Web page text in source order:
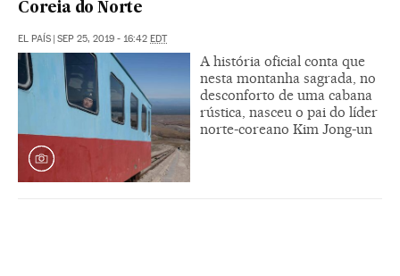
Coreia do Norte
EL PAÍS SEP 25, 2019 - 16:42 EDT
A história oficial conta que
nesta montanha sagrada, no
desconforto de uma cabana
rústica, nasceu o pai do líder
norte-coreano Kim Jong-un